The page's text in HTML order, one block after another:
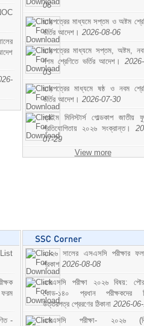
06
ছাড়পত্রের মাধ্যমে সপ্তম ও অষ্টম
ভর্তির আদেশ। 2026-08-06
ছাড়পত্রের মাধ্যমে সপ্তম, অষ্টম,
দশম শ্রেণিতে ভর্তির আদেশ।
03
ছাড়পত্রের মাধ্যমে ষষ্ঠ ও নবম
ভর্তির আদেশ। 2026-07-30
প্রাইম মিনিস্টার্স গোল্ডকাপ জাতীয়
প্রতিযোগিতায় ২০২৬ সংক্রান্ত।
07-29
View more
-
২০২৬ সালের এসএসসি পরীক্ষার
প্রকাশ 2026-08-08
এসএসসি পরীক্ষা ২০২৬ বিষয়:
কোড-১৪০ প্রধান পরীক্ষকদের
উত্তরপত্র প্রেরণের ঠিকানা 2026-
এসএসসি পরীক্ষা- ২০২৬